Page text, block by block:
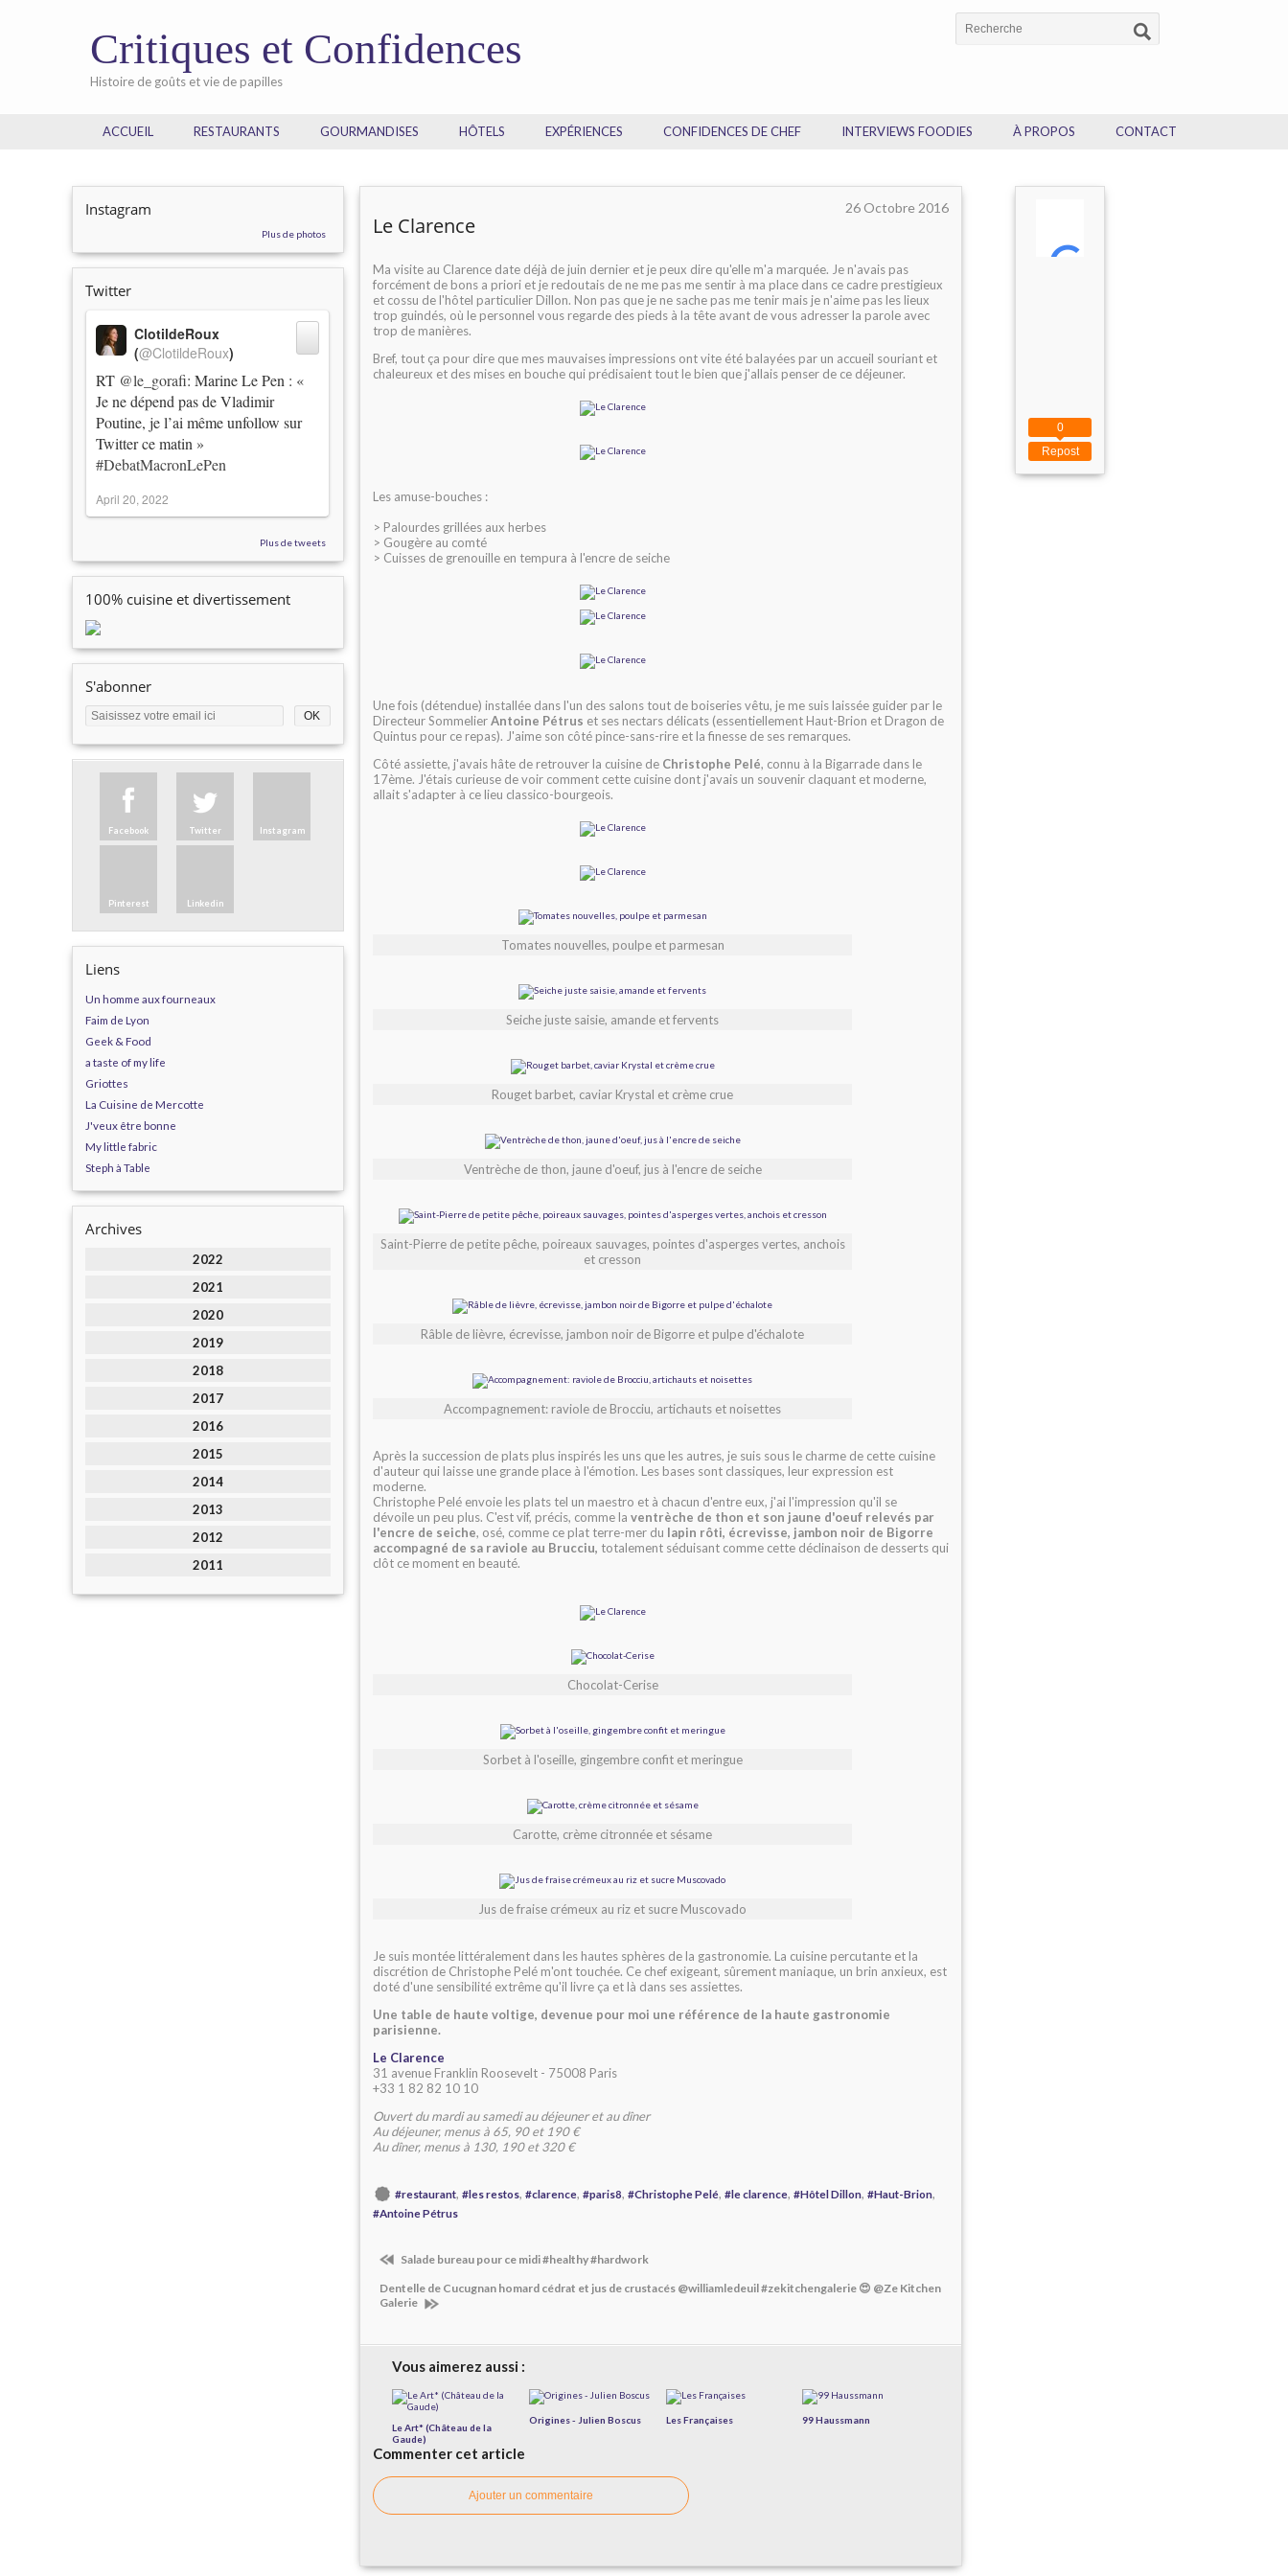
Critiques et Confidences
Histoire de goûts et vie de papilles
ACCUEIL RESTAURANTS GOURMANDISES HÔTELS EXPÉRIENCES CONFIDENCES DE CHEF INTERVIEWS FOODIES À PROPOS CONTACT
Instagram
Plus de photos
Twitter
RT @le_gorafi: Marine Le Pen : «
Je ne dépend pas de Vladimir
Poutine, je l’ai même unfollow sur
Twitter ce matin »
#DebatMacronLePen
ClotildeRoux
(@ClotildeRoux)
April 20, 2022
Plus de tweets
100% cuisine et divertissement
S'abonner
Facebook Twitter Instagram
Pinterest Linkedin
Liens
Un homme aux fourneaux
Faim de Lyon
Geek & Food
a taste of my life
Griottes
La Cuisine de Mercotte
J'veux être bonne
My little fabric
Steph à Table
Archives
2022
2021
2020
2019
2018
2017
2016
2015
2014
2013
2012
2011
26 Octobre 2016
Le Clarence
Ma visite au Clarence date déjà de juin dernier et je peux dire qu'elle m'a marquée. Je n'avais pas
forcément de bons a priori et je redoutais de ne me pas me sentir à ma place dans ce cadre prestigieux
et cossu de l'hôtel particulier Dillon. Non pas que je ne sache pas me tenir mais je n'aime pas les lieux
trop guindés, où le personnel vous regarde des pieds à la tête avant de vous adresser la parole avec
trop de manières.
Bref, tout ça pour dire que mes mauvaises impressions ont vite été balayées par un accueil souriant et
chaleureux et des mises en bouche qui prédisaient tout le bien que j'allais penser de ce déjeuner.
Les amuse-bouches :
> Palourdes grillées aux herbes
> Gougère au comté
> Cuisses de grenouille en tempura à l'encre de seiche
Une fois (détendue) installée dans l'un des salons tout de boiseries vêtu, je me suis laissée guider par le
Directeur SommelierAntoine Pétrus et ses nectars délicats (essentiellement Haut-Brion et Dragon de
Quintus pour ce repas). J'aime son côté pince-sans-rire et la finesse de ses remarques.
Côté assiette, j'avais hâte de retrouver la cuisine de Christophe Pelé, connu à la Bigarrade dans le
17ème. J'étais curieuse de voir comment cette cuisine dont j'avais un souvenir claquant et moderne,
allait s'adapter à ce lieu classico-bourgeois.
Tomates nouvelles, poulpe et parmesan
Seiche juste saisie, amande et fervents
Rouget barbet, caviar Krystal et crème crue
Ventrèche de thon, jaune d'oeuf, jus à l'encre de seiche
Saint-Pierre de petite pêche, poireaux sauvages, pointes d'asperges vertes, anchois
et cresson
Râble de lièvre, écrevisse, jambon noir de Bigorre et pulpe d'échalote
Accompagnement: raviole de Brocciu, artichauts et noisettes
Après la succession de plats plus inspirés les uns que les autres, je suis sous le charme de cette cuisine
d'auteur qui laisse une grande place à l'émotion. Les bases sont classiques, leur expression est
moderne.
Christophe Pelé envoie les plats tel un maestro et à chacun d'entre eux, j'ai l'impression qu'il se
dévoile un peu plus. C'est vif, précis, comme laventrèche de thon et son jaune d'oeuf relevés par
l'encre de seiche, osé, comme ce plat terre-mer du lapin rôti, écrevisse, jambon noir de Bigorre
accompagné de sa raviole au Brucciu, totalement séduisant comme cette déclinaison de desserts qui
clôt ce moment en beauté.
Chocolat-Cerise
Sorbet à l'oseille, gingembre confit et meringue
Carotte, crème citronnée et sésame
Jus de fraise crémeux au riz et sucre Muscovado
Je suis montée littéralement dans les hautes sphères de la gastronomie. La cuisine percutante et la
discrétion de Christophe Pelé m'ont touchée. Ce chef exigeant, sûrement maniaque, un brin anxieux, est
doté d'une sensibilité extrême qu'il livre ça et là dans ses assiettes.
Une table de haute voltige, devenue pour moi une référence de la haute gastronomie
parisienne.
Le Clarence
31 avenue Franklin Roosevelt - 75008 Paris
+33 1 82 82 10 10
Ouvert du mardi au samedi au déjeuner et au dîner
Au déjeuner, menus à 65, 90 et 190 €
Au dîner, menus à 130, 190 et 320 €
#restaurant,#les restos,#clarence,#paris8,#Christophe Pelé,#le clarence,#Hôtel Dillon,#Haut-Brion,
#Antoine Pétrus
Salade bureau pour ce midi #healthy #hardwork
Dentelle de Cucugnan homard cédrat et jus de crustacés @williamledeuil #zekitchengalerie 😍 @Ze Kitchen
Galerie
Vous aimerez aussi :
Le Art* (Château de la
Gaude)
Origines - Julien Boscus Les Françaises 99 Haussmann
Commenter cet article
Ajouter un commentaire
Repost
0